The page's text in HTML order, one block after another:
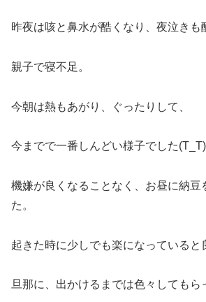
昨夜は咳と鼻水が酷くなり、夜泣きも
親子で寝不足。
今朝は熱もあがり、ぐったりして、
今までで一番しんどい様子でした(T_T)
機嫌が良くなることなく、お昼に納豆
た。
起きた時に少しでも楽になっていると
旦那に、出かけるまでは色々してもら